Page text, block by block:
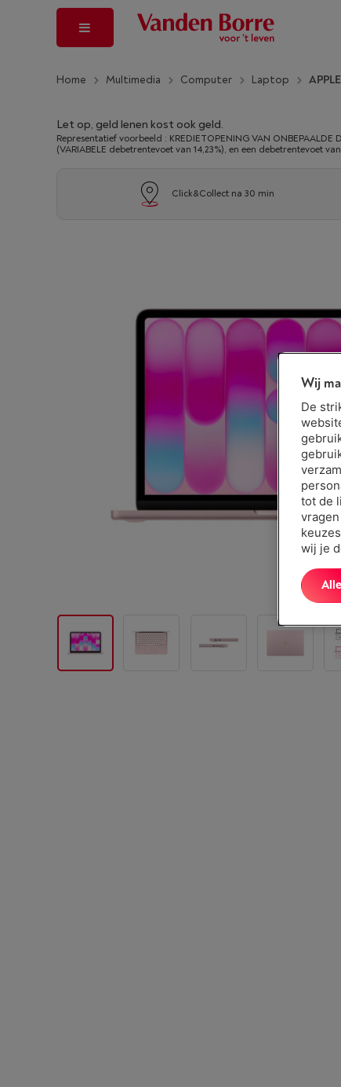
Home Multimedia Computer Laptop
Let op, geld lenen kost ook geld.
Representatief voorbeeld : KREDIETOPENING VAN
(VARIABELE debetrentevoet van 14,23%), en een debetrentevoet van
Click&Collect na 30 min
Wij
De
tot de
wij je